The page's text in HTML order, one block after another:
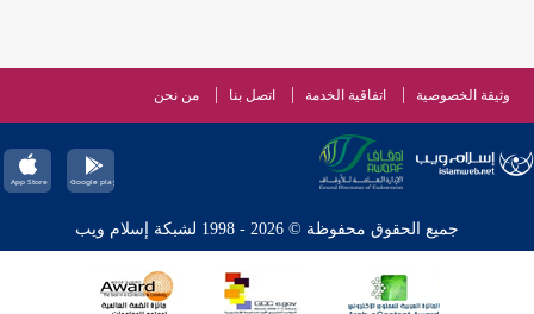
وثيقة الخصوصية اتفاقية الخدمة اتصل بنا من نحن
جميع الحقوق محفوظة © 2026 - 1998 لشبكة إسلام ويب